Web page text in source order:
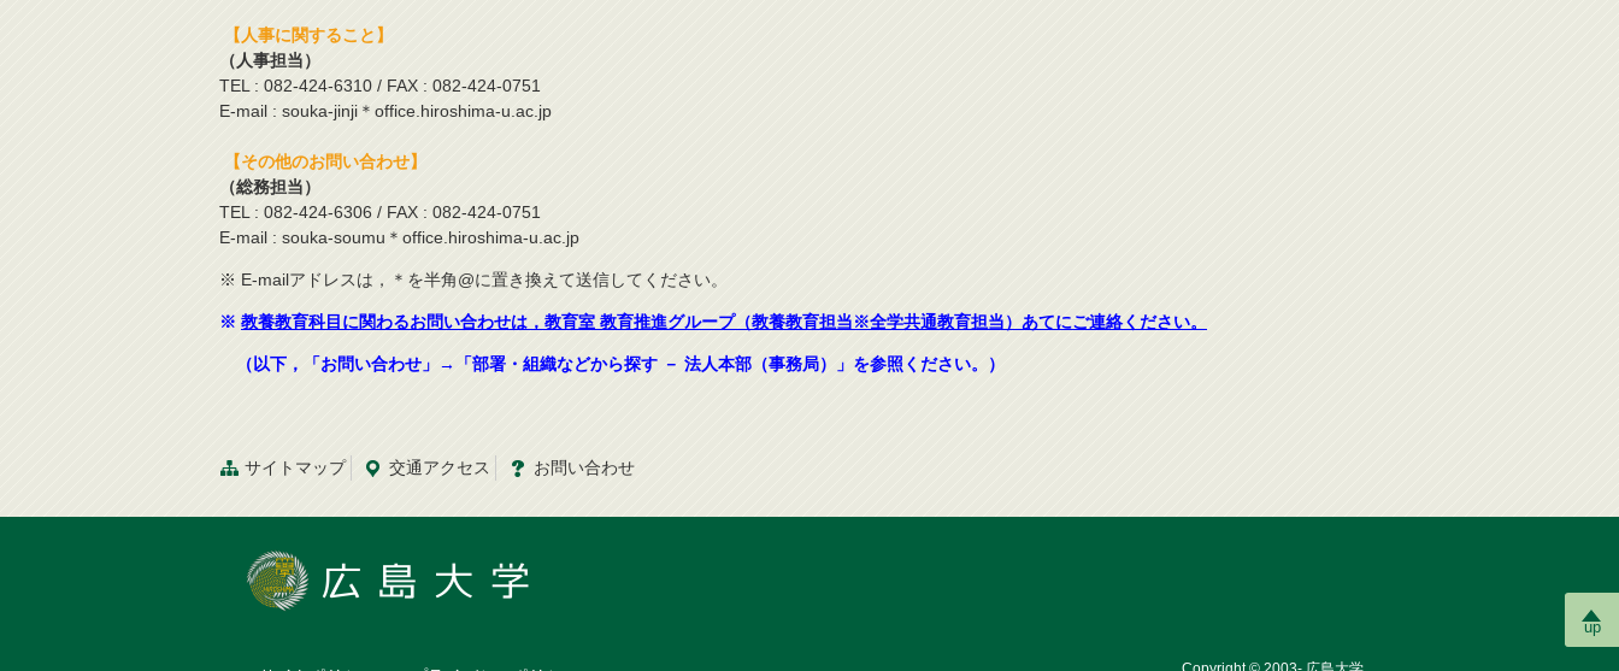
up
【人事に関すること】
（人事担当）
TEL : 082-424-6310 / FAX : 082-424-0751
E-mail : souka-jinji＊office.hiroshima-u.ac.jp
【その他のお問い合わせ】
（総務担当）
TEL : 082-424-6306 / FAX : 082-424-0751
E-mail : souka-soumu＊office.hiroshima-u.ac.jp
※ E-mailアドレスは，＊を半角@に置き換えて送信してください。
※ 教養教育科目に関わるお問い合わせは，教育室 教育推進グループ（教養教育担当※全学共通教育担当）あてにご連絡ください。
（以下，「お問い合わせ」→「部署・組織などから探す － 法人本部（事務局）」を参照ください。）
サイトマップ 交通アクセス お問い合わせ